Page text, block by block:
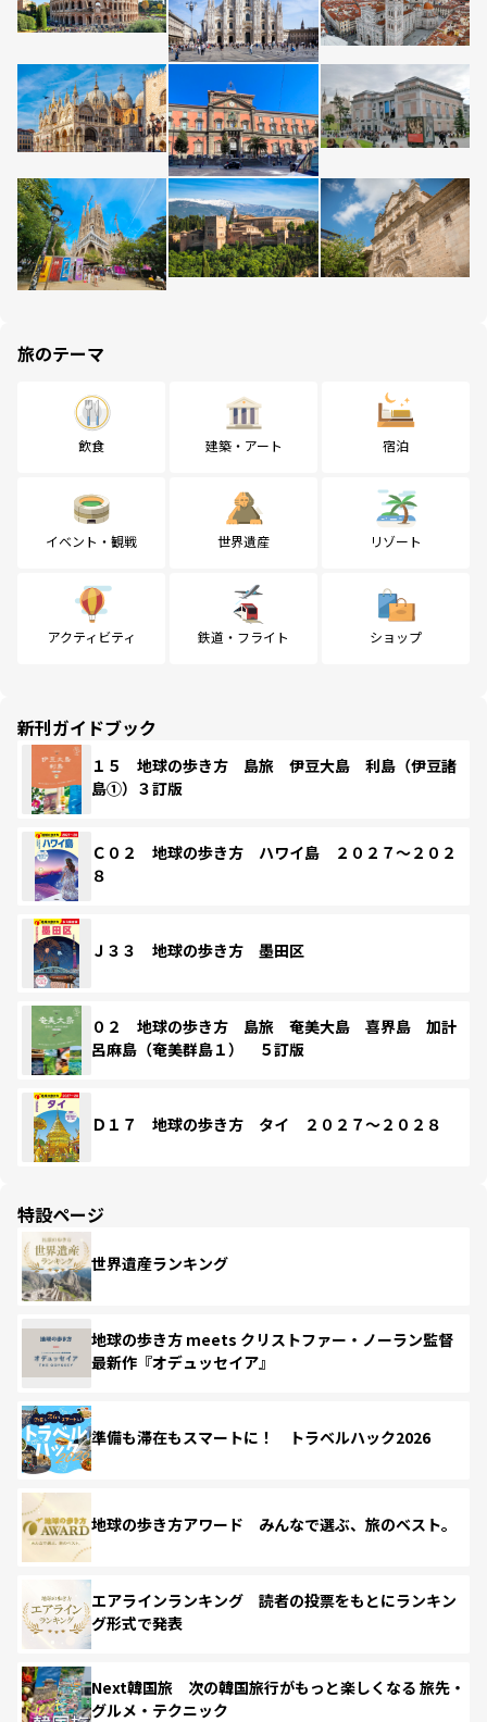
旅のテーマ
飲食 建築・アート 宿泊
イベント・観戦 世界遺産 リゾート
アクティビティ 鉄道・フライト ショップ
新刊ガイドブック
１５ 地球の歩き方 島旅 伊豆大島 利島（伊豆諸
島①）３訂版
Ｃ０２ 地球の歩き方 ハワイ島 ２０２７～２０２
８
Ｊ３３ 地球の歩き方 墨田区
０２ 地球の歩き方 島旅 奄美大島 喜界島 加計
呂麻島（奄美群島１） ５訂版
Ｄ１７ 地球の歩き方 タイ ２０２７～２０２８
特設ページ
世界遺産ランキング
地球の歩き方 meets クリストファー・ノーラン監督
最新作『オデュッセイア』
準備も滞在もスマートに！ トラベルハック2026
地球の歩き方アワード みんなで選ぶ、旅のベスト。
エアラインランキング 読者の投票をもとにランキン
グ形式で発表
Next韓国旅 次の韓国旅行がもっと楽しくなる 旅先・
グルメ・テクニック